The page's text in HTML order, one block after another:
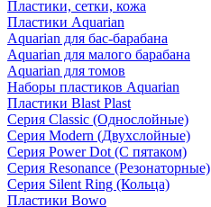
Пластики, сетки, кожа
Пластики Aquarian
Aquarian для бас-барабана
Aquarian для малого барабана
Aquarian для томов
Наборы пластиков Aquarian
Пластики Blast Plast
Серия Classic (Однослойные)
Серия Modern (Двухслойные)
Серия Power Dot (С пятаком)
Серия Resonance (Резонаторные)
Серия Silent Ring (Кольца)
Пластики Bowo